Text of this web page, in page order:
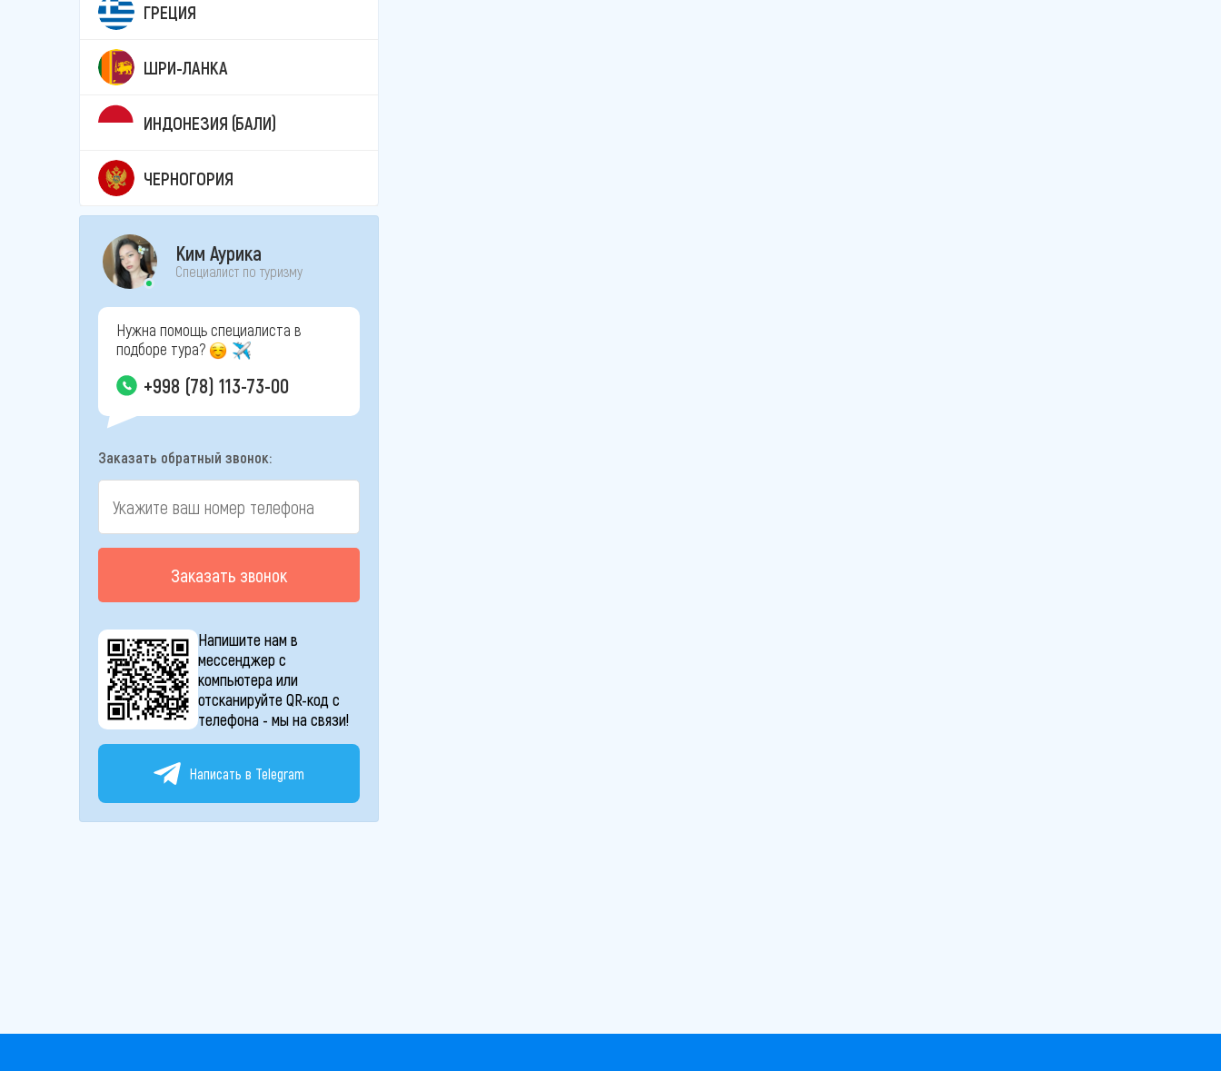
ГРЕЦИЯ
ШРИ-ЛАНКА
ИНДОНЕЗИЯ (БАЛИ)
ЧЕРНОГОРИЯ
Ким Аурика
Специалист по туризму
Нужна помощь специалиста в
подборе тура?
+998 (78) 113-73-00
Заказать обратный звонок:
Заказать звонок
Напишите нам в
мессенджер с
компьютера или
отсканируйте QR-код с
телефона - мы на связи!
Написать в Telegram